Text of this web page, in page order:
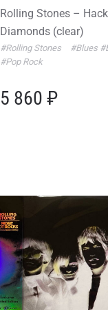
Rolling Stones –
Diamonds (clear)
#Rolling Stones #Blues
#Pop Rock
5 860 ₽